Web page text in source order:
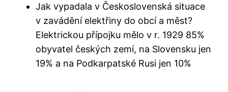
Jak vypadala v Československá situace
v zavádění elektřiny do obcí a měst?
Elektrickou přípojku mělo v r. 1929 85%
obyvatel českých zemí, na Slovensku jen
19% a na Podkarpatské Rusi jen 10%